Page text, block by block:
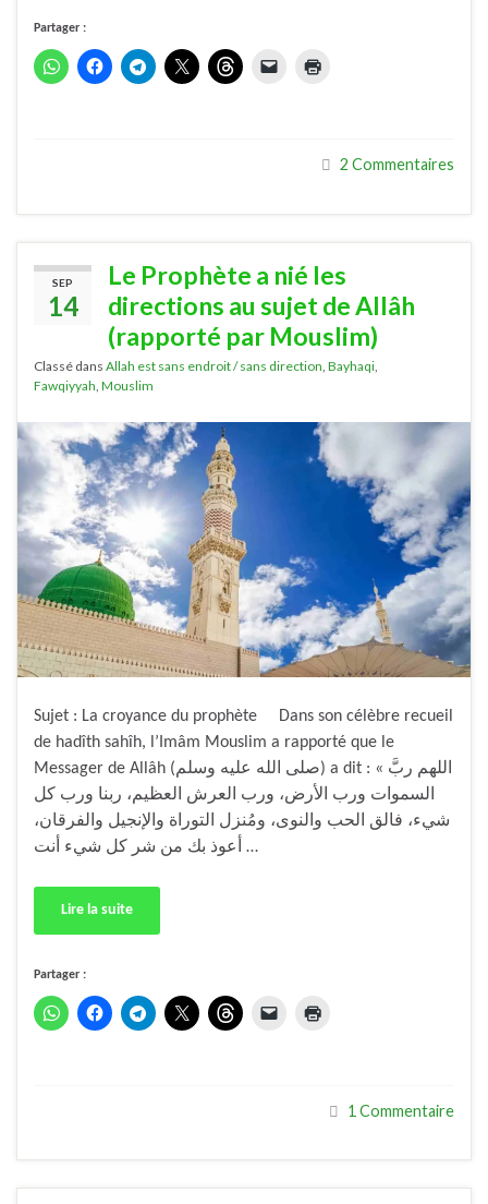
Partager :
2 Commentaires
SEP
14
Le Prophète a nié les
directions au sujet de Allâh
(rapporté par Mouslim)
Classé dans Allah est sans endroit / sans direction Bayhaqi
Fawqiyyah Mouslim
Sujet : La croyance du prophète Dans son célèbre recueil
de hadîth sahîh, l’Imâm Mouslim a rapporté que le
Messager de Allâh (صلى الله عليه وسلم) a dit : « اللهم ربَّ
السموات ورب الأرض، ورب العرش العظيم، ربنا ورب كل
شيء، فالق الحب والنوى، ومُنزل التوراة والإنجيل والفرقان،
أعوذ بك من شر كل شيء أنت …
Lire la suite
Partager :
1 Commentaire